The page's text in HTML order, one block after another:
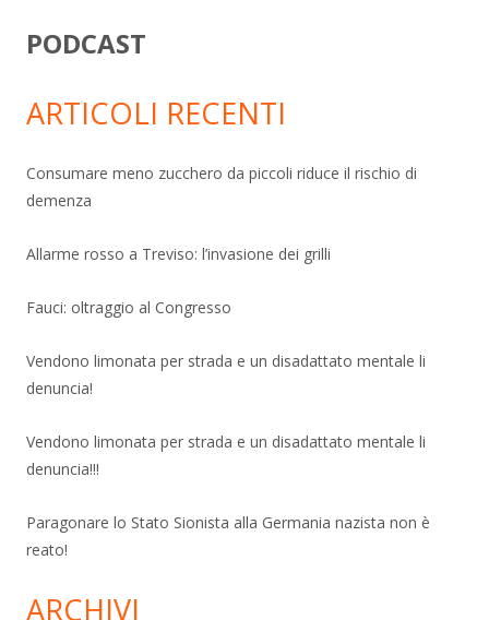
PODCAST
ARTICOLI RECENTI
Consumare meno zucchero da piccoli riduce il rischio di
demenza
Allarme rosso a Treviso: l’invasione dei grilli
Fauci: oltraggio al Congresso
Vendono limonata per strada e un disadattato mentale li
denuncia!
Vendono limonata per strada e un disadattato mentale li
denuncia!!!
Paragonare lo Stato Sionista alla Germania nazista non è
reato!
ARCHIVI